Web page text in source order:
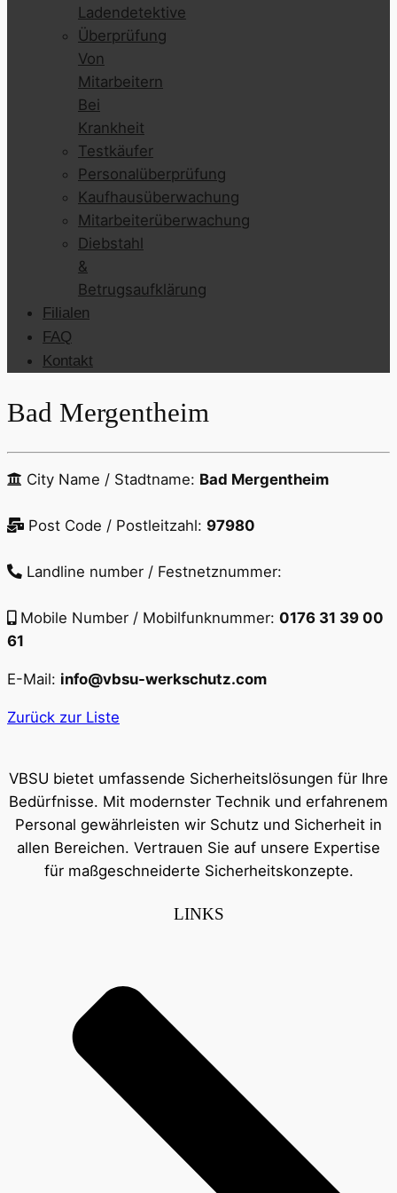
Ladendetektive
Überprüfung
Von
Mitarbeitern
Bei
Krankheit
Testkäufer
Personalüberprüfung
Kaufhausüberwachung
Mitarbeiterüberwachung
Diebstahl
&
Betrugsaufklärung
Filialen
FAQ
Kontakt
Bad Mergentheim
City Name / Stadtname: Bad Mergentheim
Post Code / Postleitzahl: 97980
Landline number / Festnetznummer:
Mobile Number / Mobilfunknummer: 0176 31 39 00
61
E-Mail: info@vbsu-werkschutz.com
Zurück zur Liste
VBSU bietet umfassende Sicherheitslösungen für Ihre
Bedürfnisse. Mit modernster Technik und erfahrenem
Personal gewährleisten wir Schutz und Sicherheit in
allen Bereichen. Vertrauen Sie auf unsere Expertise
für maßgeschneiderte Sicherheitskonzepte.
LINKS